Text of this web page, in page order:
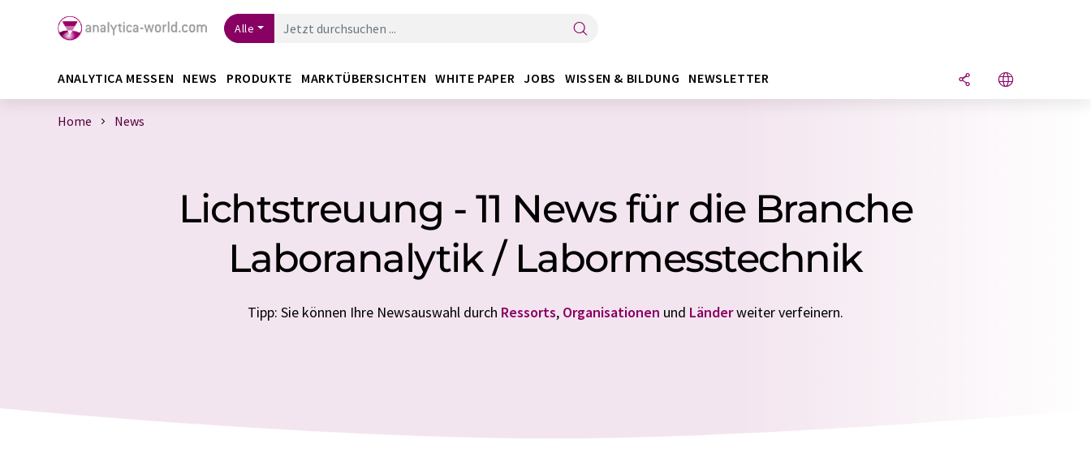
Alle
ANALYTICA MESSEN NEWS PRODUKTE MARKTÜBERSICHTEN WHITE PAPER JOBS WISSEN & BILDUNG NEWSLETTER
Home News
Lichtstreuung - 11 News für die Branche
Laboranalytik / Labormesstechnik
Tipp: Sie können Ihre Newsauswahl durch Ressorts, Organisationen und Länderweiter verfeinern.